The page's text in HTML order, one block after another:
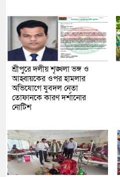
শ্রীপুরে দলীয় শৃঙ্খলা ভঙ্গ ও
আহ্বায়কের ওপর হামলার
অভিযোগে যুবদল নেতা
তোফানকে কারণ দর্শানোর
নোটিশ